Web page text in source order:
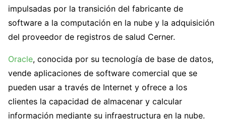
impulsadas por la transición del fabricante de
software a la computación en la nube y la adquisición
del proveedor de registros de salud Cerner.
Oracle, conocida por su tecnología de base de datos,
vende aplicaciones de software comercial que se
pueden usar a través de Internet y ofrece a los
clientes la capacidad de almacenar y calcular
información mediante su infraestructura en la nube.